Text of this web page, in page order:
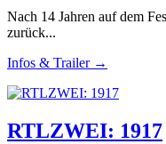
Nach 14 Jahren auf dem
zurück...
Infos & Trailer →
RTLZWEI: 1917